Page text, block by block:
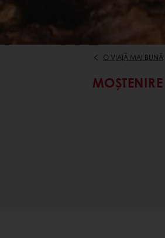
O VIAȚĂ MAI BUNĂ
MOȘTENIRE